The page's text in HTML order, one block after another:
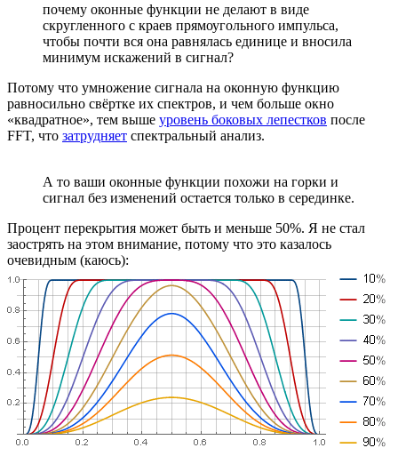
почему оконные функции не делают в виде
скругленного с краев прямоугольного импульса,
чтобы почти вся она равнялась единице и вносила
минимум искажений в сигнал?
Потому что умножение сигнала на оконную функцию
равносильно свёртке их спектров, и чем больше окно
«квадратное», тем выше уровень боковых лепестков после
FFT, что затрудняет спектральный анализ.
А то ваши оконные функции похожи на горки и
сигнал без изменений остается только в серединке.
Процент перекрытия может быть и меньше 50%. Я не стал
заострять на этом внимание, потому что это казалось
очевидным (каюсь):